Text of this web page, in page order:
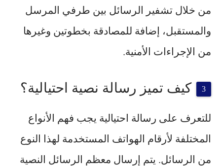
من خلال تشفير الرسائل بين طرفي المرسل
والمستقبل، إضافة للمصادقة بخطوتين وغيرها
من الإجراءات الأمنية.
كيف تميز رسالة نصية احتيالية؟
للتعرف على رسالة احتيالية يجب فهم الأنواع
المختلفة لأرقام الهواتف المستخدمة لهذا النوع
من الرسائل. يتم إرسال معظم الرسائل النصية